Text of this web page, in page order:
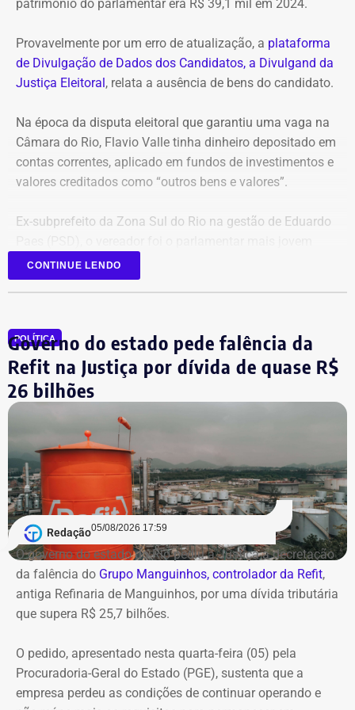
patrimônio do parlamentar era R$ 39,1 mil em 2024.
Provavelmente por um erro de atualização, a plataforma
de Divulgação de Dados dos Candidatos, a Divulgand da
Justiça Eleitoral , relata a ausência de bens do candidato.
Na época da disputa eleitoral que garantiu uma vaga na
Câmara do Rio, Flavio Valle tinha dinheiro depositado em
contas correntes, aplicado em fundos de investimentos e
valores creditados como “outros bens e valores”.
Ex-subprefeito da Zona Sul do Rio na gestão de Eduardo
eleito na última legislatura da Câmara e agora disputa,
pela primeira vez, o cargo de deputado estadual.
CONTINUE LENDO
POLÍTICA
Governo do estado pede falência da
Refit na Justiça por dívida de quase R$
26 bilhões
Redação05/08/2026 17:59
O governo do estado do Rio pediu à Justiça a decretação
da falência do Grupo Manguinhos, controlador da Refit,
antiga Refinaria de Manguinhos, por uma dívida tributária
que supera R$ 25,7 bilhões.
O pedido, apresentado nesta quarta-feira (05) pela
Procuradoria-Geral do Estado (PGE), sustenta que a
empresa perdeu as condições de continuar operando e